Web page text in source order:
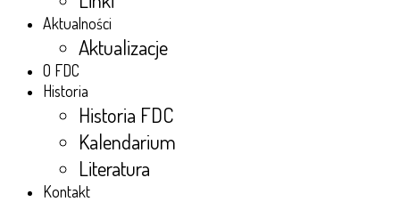
Aktualności
Aktualizacje
O FDC
Historia
Historia FDC
Kalendarium
Literatura
Kontakt